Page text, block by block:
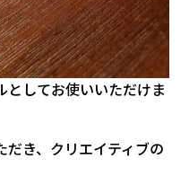
としてお使いいただけま
き、クリエイティブの